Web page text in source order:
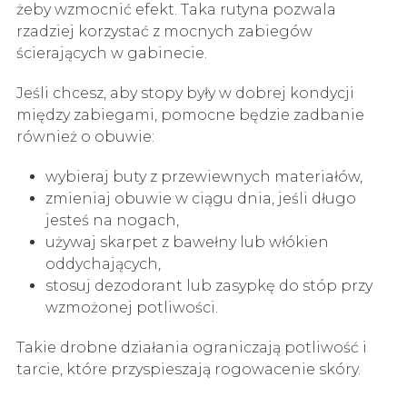
żeby wzmocnić efekt. Taka rutyna pozwala
rzadziej korzystać z mocnych zabiegów
ścierających w gabinecie.
Jeśli chcesz, aby stopy były w dobrej kondycji
między zabiegami, pomocne będzie zadbanie
również o obuwie:
wybieraj buty z przewiewnych materiałów,
zmieniaj obuwie w ciągu dnia, jeśli długo
jesteś na nogach,
używaj skarpet z bawełny lub włókien
oddychających,
stosuj dezodorant lub zasypkę do stóp przy
wzmożonej potliwości.
Takie drobne działania ograniczają potliwość i
tarcie, które przyspieszają rogowacenie skóry.